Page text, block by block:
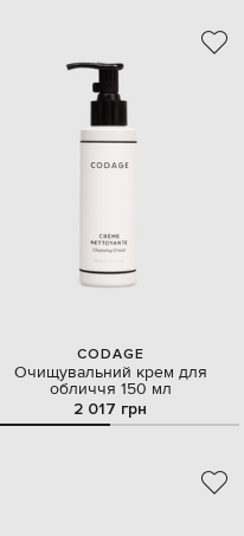
CODAGE
Очищувальний крем для
обличчя 150 мл
2 017 грн